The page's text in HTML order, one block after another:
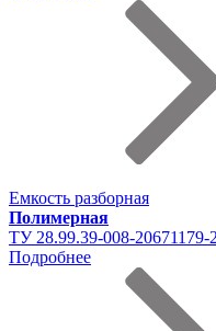
Емкость разборная
Полимерная
ТУ 28.99.39-008-20671179-
Подробнее